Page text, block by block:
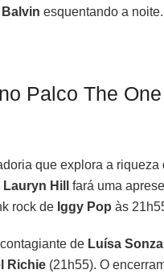
esquentando a noite.
Palco The One
que explora a
Lauryn Hill fará uma
rock de Iggy Pop às
de Luísa Sonza
Richie (21h55). O